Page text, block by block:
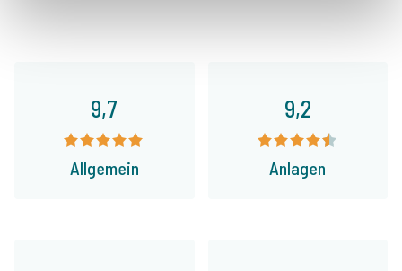
9,7
Allgemein
9,2
Anlagen